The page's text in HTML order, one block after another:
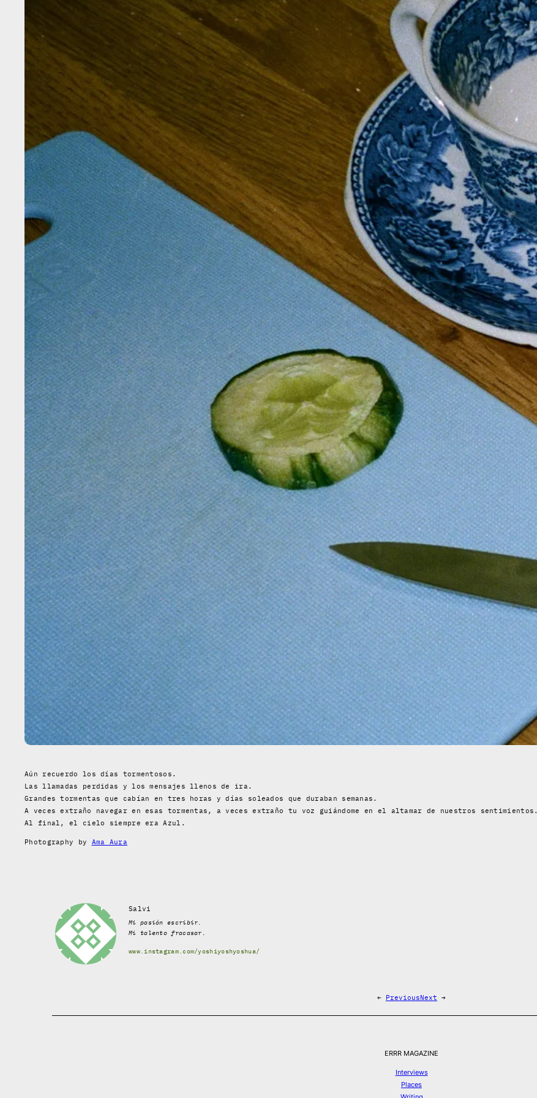
Aún recuerdo los días tormentosos.
Las llamadas perdidas y los mensajes llenos de ira.
Grandes tormentas que cabían en tres horas y días soleados que duraban semanas.
A veces extraño navegar en esas tormentas, a veces extraño tu voz guiándome en el altamar de nuestros sentimientos.
Al final, el cielo siempre era Azul.
Photography by Ama Aura
Salvi
Mi pasión escribir.
Mi talento fracasar.
www.instagram.com/yoshiyoshyoshua/
← PreviousNext →
ERRR MAGAZINE
Interviews
Places